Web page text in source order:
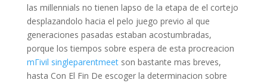
las millennials no tienen lapso de la etapa de el cortejo
desplazandolo hacia el pelo juego previo al que
generaciones pasadas estaban acostumbradas,
porque los tiempos sobre espera de esta procreacion
mГіvil singleparentmeetson bastante mas breves,
hasta Con El Fin De escoger la determinacion sobre